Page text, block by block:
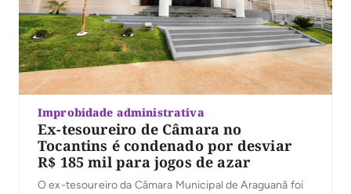
Improbidade administrativa
Ex-tesoureiro de Câmara no
Tocantins é condenado por desviar
R$ 185 mil para jogos de azar
O ex-tesoureiro da Câmara Municipal de Araguanã foi